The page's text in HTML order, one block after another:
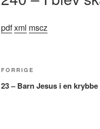
pdfxml mscz
Indlægsnavigation
Forrige
indlæg
FORRIGE
23 – Barn Jesus i en krybbe